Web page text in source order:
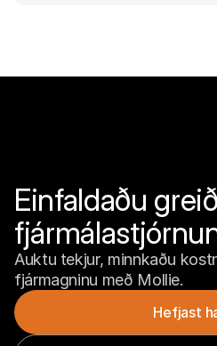
Einfaldaðu
Auktu tekjur, minnkaðu
fjármagninu með Mollie.
Hefjast